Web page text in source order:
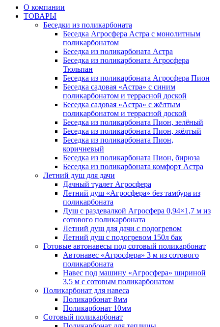
О компании
ТОВАРЫ
Беседки из поликарбоната
Беседка Агросфера Астра с монолитным
поликарбонатом
Беседка из поликарбоната Астра
Беседка из поликарбоната Агросфера
Тюльпан
Беседка из поликарбоната Агросфера Пион
Беседка садовая «Астра» с синим
поликарбонатом и террасной доской
Беседка садовая «Астра» с жёлтым
поликарбонатом и террасной доской
Беседка из поликарбоната Пион, зелёный
Беседка из поликарбоната Пион, жёлтый
Беседка из поликарбоната Пион,
коричневый
Беседка из поликарбоната Пион, бирюза
Беседка из поликарбоната комфорт Астра
Летний душ для дачи
Дачный туалет Агросфера
Летний душ «Агросфера» без тамбура из
поликарбоната
Душ с раздевалкой Агросфера 0,94×1,7 м из
сотового поликарбоната
Летний душ для дачи с подогревом
Летний душ с подогревом 150л бак
Готовые автонавесы под сотовый поликарбонат
Автонавес «Агросфера» 3 м из сотового
поликарбоната
Навес под машину «Агросфера» шириной
3,5 м с сотовым поликарбонатом
Поликарбонат для навеса
Поликарбонат 8мм
Поликарбонат 10мм
Сотовый поликарбонат